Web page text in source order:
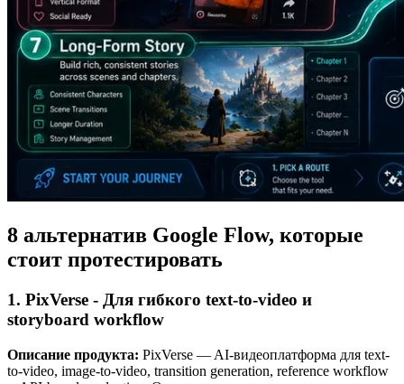
8 альтернатив Google Flow, которые
стоит протестировать
1. PixVerse - Для гибкого text-to-video и
storyboard workflow
Описание продукта: PixVerse — AI-видеоплатформа для text-
to-video, image-to-video, transition generation, reference workflow